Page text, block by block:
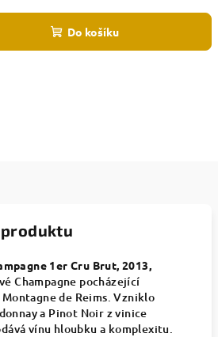
Do košíku
1er Cru Brut, 2013,
Champagne pocházející
de Reims. Vzniklo
a Pinot Noir z vinice
vínu hloubku a komplexitu.